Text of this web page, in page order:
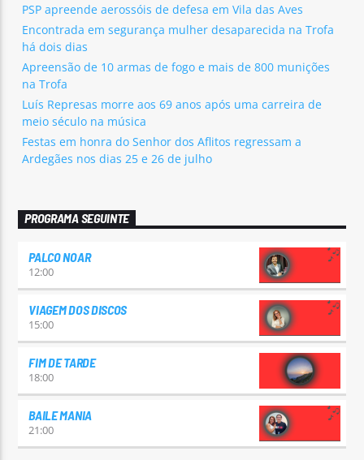
PSP apreende aerossóis de defesa em Vila das Aves
Encontrada em segurança mulher desaparecida na Trofa
há dois dias
Apreensão de 10 armas de fogo e mais de 800 munições
na Trofa
Luís Represas morre aos 69 anos após uma carreira de
meio século na música
Festas em honra do Senhor dos Aflitos regressam a
Ardegães nos dias 25 e 26 de julho
PROGRAMA SEGUINTE
PALCO NOAR
12:00
VIAGEM DOS DISCOS
15:00
FIM DE TARDE
18:00
BAILE MANIA
21:00